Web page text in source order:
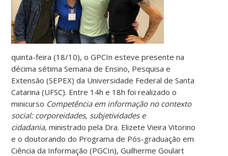
quinta-feira (18/10), o GPCIn esteve presente na
décima sétima Semana de Ensino, Pesquisa e
Extensão (SEPEX) da Universidade Federal de Santa
Catarina (UFSC). Entre 14h e 18h foi realizado o
minicurso Competência em informação no contexto
social: corporeidades, subjetividades e
cidadania,ministrado pela Dra. Elizete Vieira Vitorino
e o doutorando do Programa de Pós-graduação em
Ciência da Informação (PGCIn), Guilherme Goulart